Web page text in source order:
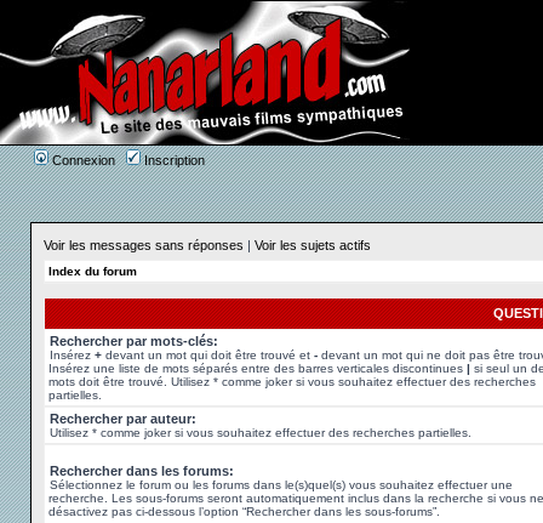
Connexion Inscription
Voir les messages sans réponses | Voir les sujets actifs
Index du forum
Rechercher par mots-clés:
Insérez + devant un mot qui doit être trouvé et - devant un mot qui ne doit pas être
Insérez une liste de mots séparés entre des barres verticales discontinues | si seul un
mots doit être trouvé. Utilisez * comme joker si vous souhaitez effectuer des recherches
partielles.
Rechercher par auteur:
Utilisez * comme joker si vous souhaitez effectuer des recherches partielles.
Rechercher dans les forums:
Sélectionnez le forum ou les forums dans le(s)quel(s) vous souhaitez effectuer une
recherche. Les sous-forums seront automatiquement inclus dans la recherche si vous ne
désactivez pas ci-dessous l’option “Rechercher dans les sous-forums”.